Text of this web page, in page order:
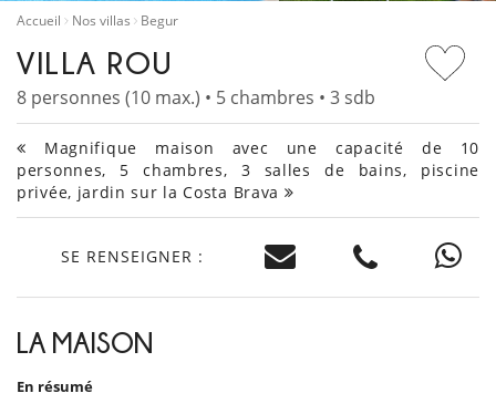
Accueil Nos villas Begur
VILLA ROU
8 personnes (10 max.) • 5 chambres • 3 sdb
Magnifique maison avec une capacité de 10
personnes, 5 chambres, 3 salles de bains, piscine
privée, jardin sur la Costa Brava
SE RENSEIGNER :
LA MAISON
En résumé